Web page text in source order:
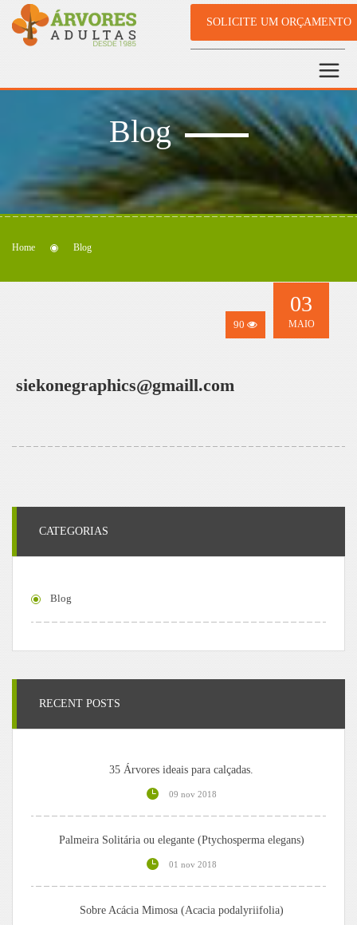
SOLICITE UM ORÇAMENTO
Blog
Home Blog
90
03
MAIO
siekonegraphics@gmaill.com
CATEGORIAS
Blog
RECENT POSTS
35 Árvores ideais para calçadas.
09 nov 2018
Palmeira Solitária ou elegante (Ptychosperma elegans)
01 nov 2018
Sobre Acácia Mimosa (Acacia podalyriifolia)